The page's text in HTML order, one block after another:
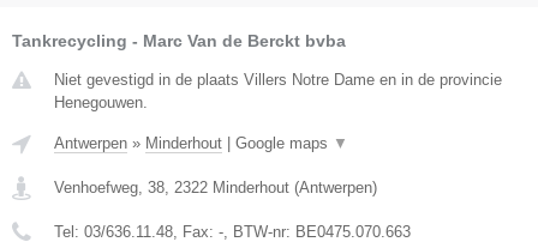
Tankrecycling - Marc Van de Berckt bvba
Niet gevestigd in de plaats Villers Notre Dame en in de provincie
Henegouwen.
Antwerpen » Minderhout | Google maps ▼
Venhoefweg, 38 2322 Minderhout (Antwerpen)
Tel: 03/636.11.48 , Fax: - , BTW-nr: BE0475.070.663